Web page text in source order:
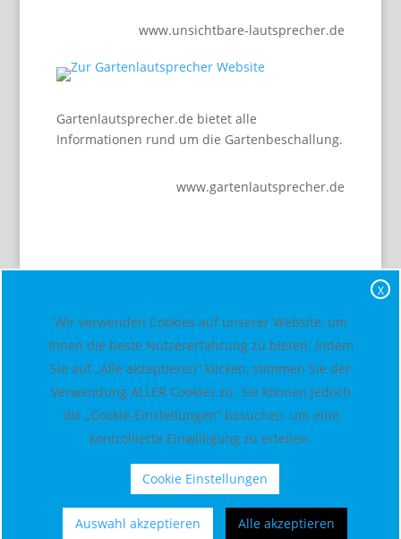
www.unsichtbare-lautsprecher.de
Gartenlautsprecher.de bietet alle
Informationen rund um die Gartenbeschallung.
www.gartenlautsprecher.de
X
Wir verwenden Cookies auf unserer Website, um
Ihnen die beste Nutzererfahrung zu bieten. Indem
Sie auf „Alle akzeptieren“ klicken, stimmen Sie der
Verwendung ALLER Cookies zu. Sie können jedoch
die „Cookie-Einstellungen“ besuchen, um eine
kontrollierte Einwilligung zu erteilen.
Cookie Einstellungen
Auswahl akzeptieren Alle akzeptieren